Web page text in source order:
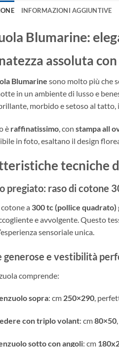
INFORMAZIONI AGGIUNTIVE
Blumarine:
assoluta
Blumarine sono molto più che
in un ambiente di lusso e
morbido e setoso al tatto,
è raffinatissimo, con stampa all
in foto, esaltano il design
tecniche
pregiato: raso di cotone
a 300 tc (pollice quadrato)
e avvolgente. Questo
sensoriale unica.
generose e vestibilità
comprende:
sopra: cm 250×290,
con triplo volant: cm80×50
sotto con angoli: cm